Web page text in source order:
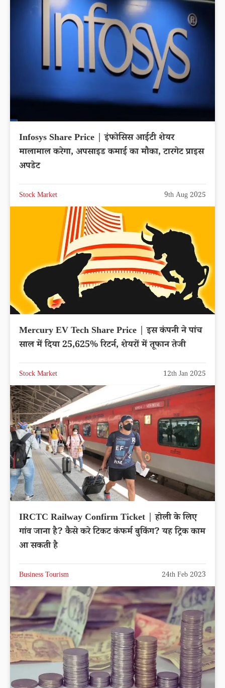
Infosys Share Price | इंफोसिस आईटी शेयर
मालामाल करेगा, अपसाइड कमाई का मौका, टारगेट प्राइस
अपडेट
Stock Market 9th Aug 2025
Mercury EV Tech Share Price | इस कंपनी ने पांच
साल में दिया 25,625% रिटर्न, शेयरों में तूफान तेजी
Stock Market 12th Jan 2025
IRCTC Railway Confirm Ticket | होली के लिए
गांव जाना है? कैसे करे टिकट कंफर्म बुकिंग? यह ट्रिक काम
आ सकती है
Business Tourism 24th Feb 2023